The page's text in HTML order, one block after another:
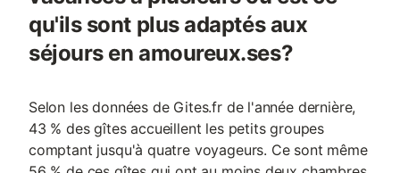
qu'ils sont plus adaptés aux
séjours en amoureux.ses?
Selon les données de Gites.fr de l'année dernière,
43 % des gîtes accueillent les petits groupes
comptant jusqu'à quatre voyageurs. Ce sont même